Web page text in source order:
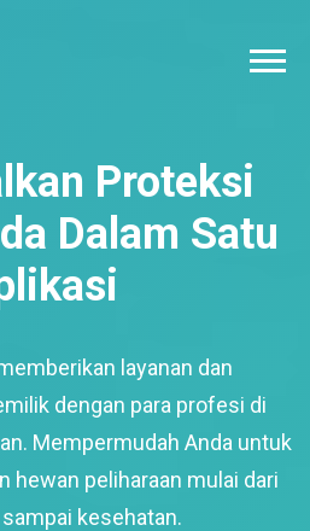
Proteksi
Dalam Satu
layanan dan
dengan para profesi di
Mempermudah Anda untuk
hewan peliharaan mulai dari
kesehatan.